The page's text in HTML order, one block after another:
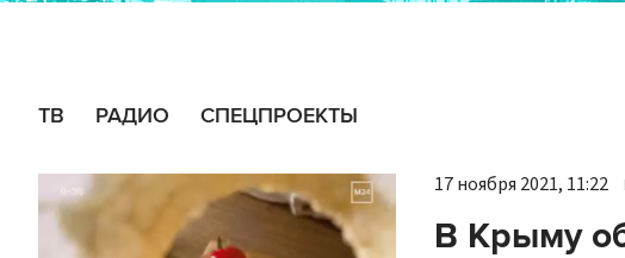
ТВ РАДИО СПЕЦПРОЕКТЫ
17 ноября 2021, 11:22
В Крыму